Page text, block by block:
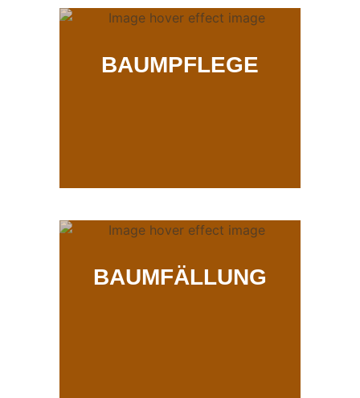
BAUMPFLEGE
BAUMFÄLLUNG